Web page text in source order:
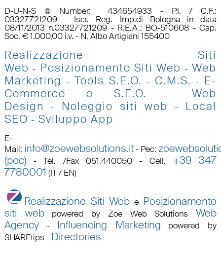
D-U-N-S ® Number: 434654933 - P.I. / C.F.:
03327721209 - Iscr. Reg. Imp.di Bologna in data
08/11/2013 n.03327721209 - R.E.A.: BO-510608 - Cap.
Soc. € 1.000,00 i.v. - N. Albo Artigiani 155400
Realizzazione Siti
Web - Posizionamento Siti Web -Web
Marketing - Tools S.E.O. - C.M.S. - E-
Commerce e S.E.O.
-Web
Design
- Noleggio siti web - Local
SEO - Sviluppo App
E-
Mail: info@zoewebsolutions.it- Pec:
(pec) -Tel. /Fax 051.440050 - Cell. +39 347
7780001 (IT / EN)
Realizzazione Siti Web e Posizionamento
siti webpowered by Zoe Web SolutionsWeb
Agency- Influencing Marketing powered by
SHAREtips - Directories